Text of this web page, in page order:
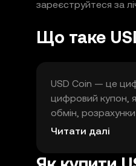
зареєструйтеся за
Що таке
USD Coin — це
цифровий купон,
обмін,
криптотокенів.
Читати далі